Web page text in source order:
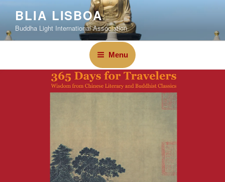
BLIA LISBOA
Buddha Light International Association
Menu